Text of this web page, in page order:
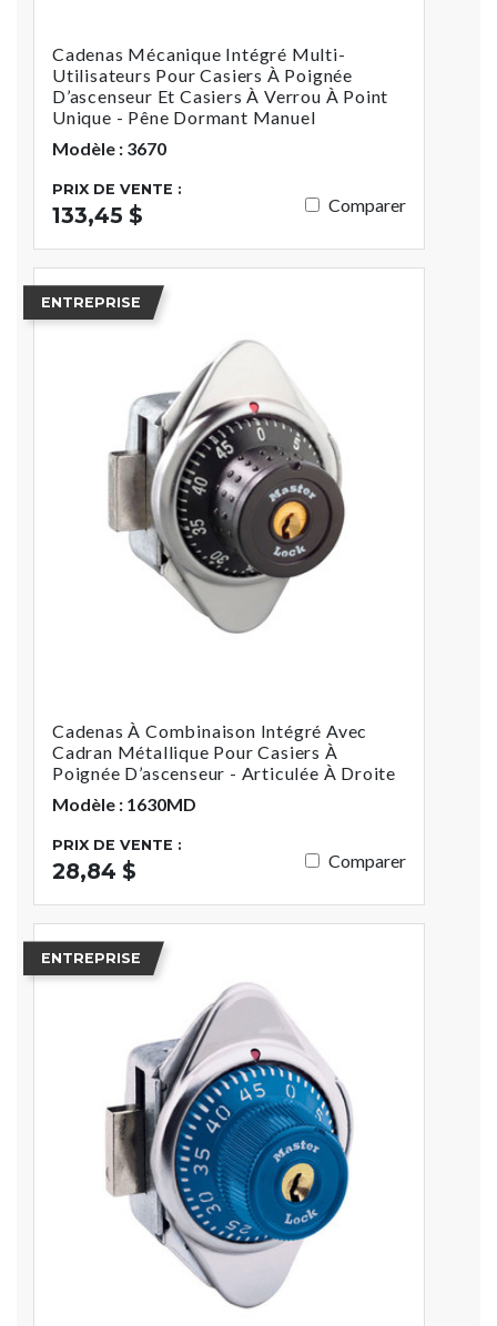
Cadenas Mécanique Intégré Multi-
Utilisateurs Pour Casiers À Poignée
D’ascenseur Et Casiers À Verrou À Point
Unique - Pêne Dormant Manuel
Modèle : 3670
PRIX DE VENTE :
133,45 $ Comparer
ENTREPRISE
Cadenas À Combinaison Intégré Avec
Cadran Métallique Pour Casiers À
Poignée D’ascenseur - Articulée À Droite
Modèle : 1630MD
PRIX DE VENTE :
28,84 $ Comparer
ENTREPRISE